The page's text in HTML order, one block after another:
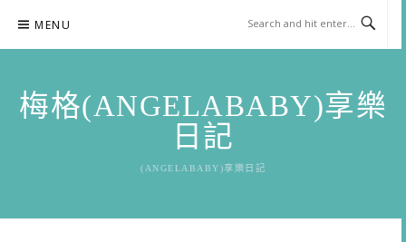
content
MENU
梅格(ANGELABABY)享樂
日記
(ANGELABABY)享樂日記